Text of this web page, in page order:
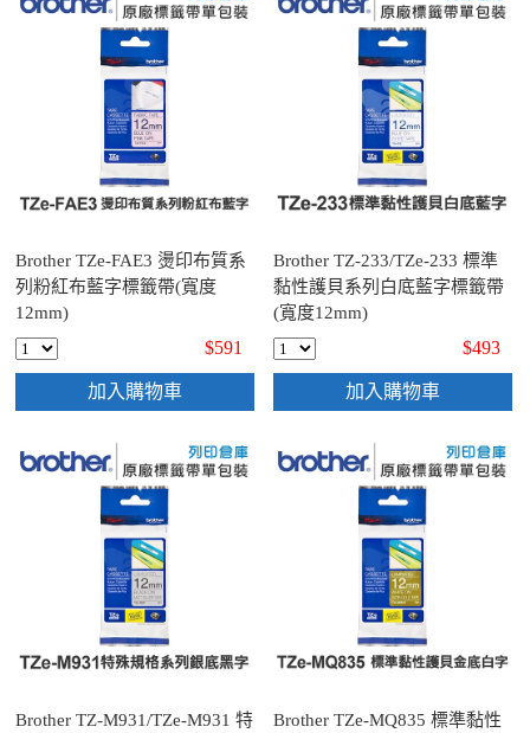
Brother TZe-FAE3 燙印布質系
列粉紅布藍字標籤帶(寬度
12mm)
$591
加入購物車
Brother TZ-233/TZe-233 標準
黏性護貝系列白底藍字標籤帶
(寬度12mm)
$493
加入購物車
Brother TZ-M931/TZe-M931 特
Brother TZe-MQ835 標準黏性